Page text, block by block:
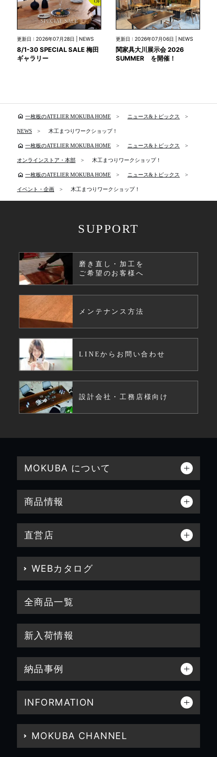
更新日 : 2026年07月28日 | NEWS
8/1-30 SPECIAL SALE 梅田
ギャラリー
更新日 : 2026年07月06日 | NEWS
関家具大川展示会 2026
SUMMER を開催！
home 一枚板のATELIER MOKUBA HOME ニュース&トピックス
NEWS 木工まつりワークショップ！
home 一枚板のATELIER MOKUBA HOME ニュース&トピックス
オンラインストア・本部 木工まつりワークショップ！
home 一枚板のATELIER MOKUBA HOME ニュース&トピックス
イベント・企画 木工まつりワークショップ！
SUPPORT
磨き直し・加工を
ご希望のお客様へ
メンテナンス方法
LINEからお問い合わせ
設計会社・工務店様向け
MOKUBA について
商品情報
直営店
WEBカタログ
全商品一覧
新入荷情報
納品事例
INFORMATION
MOKUBA CHANNEL